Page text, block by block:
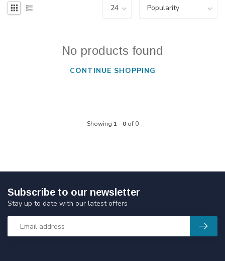
No products found
CONTINUE SHOPPING
Showing 1 - 0of 0
Subscribe to our newsletter
Stay up to date with our latest offers